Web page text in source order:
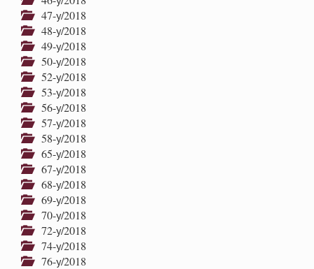
47-у/2018
48-у/2018
49-у/2018
50-у/2018
52-у/2018
53-у/2018
56-у/2018
57-у/2018
58-у/2018
65-у/2018
67-у/2018
68-у/2018
69-у/2018
70-у/2018
72-у/2018
74-у/2018
76-у/2018